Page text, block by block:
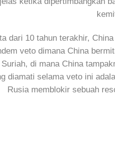
dari 10 tahun terakhir,
veto dimana China
Suriah, di mana China
diamati selama veto ini
Rusia memblokir sebuah